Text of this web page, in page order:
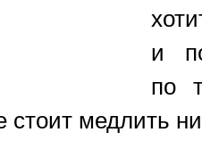
и
по
стоит медлить